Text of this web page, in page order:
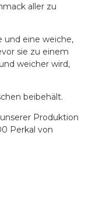
aller zu
und eine weiche,
sie zu einem
weicher wird,
beibehält.
Produktion
Perkal von